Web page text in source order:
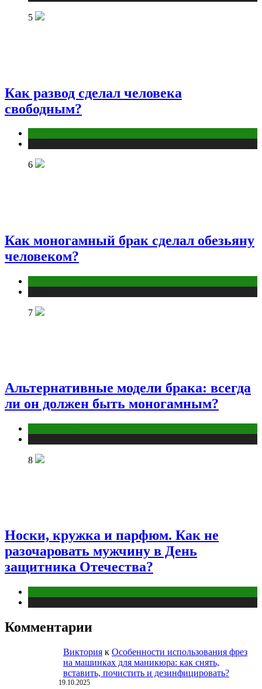
5
Как развод сделал человека
свободным?
6
Как моногамный брак сделал обезьяну
человеком?
7
Альтернативные модели брака: всегда
ли он должен быть моногамным?
8
Носки, кружка и парфюм. Как не
разочаровать мужчину в День
защитника Отечества?
Комментарии
Виктория к Особенности использования фрез
на машинках для маникюра: как снять,
вставить, почистить и дезинфицировать?
19.10.2025